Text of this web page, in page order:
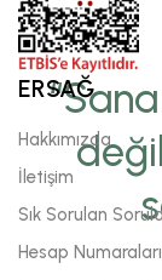
ERSAĞ
Hakkımızda
İletişim
Sık Sorulan
Hesap